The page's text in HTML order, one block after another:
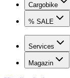
Cargobike
% SALE
Services
Magazin